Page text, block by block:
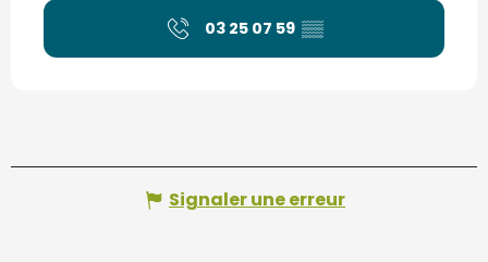
03 25 07 59 ▒▒
Signaler une erreur